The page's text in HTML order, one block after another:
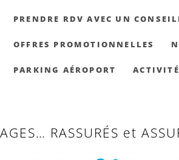
PRENDRE RDV AVEC UN
OFFRES PROMOTIONNELLES
PARKING AÉROPORT
RASSURÉS et